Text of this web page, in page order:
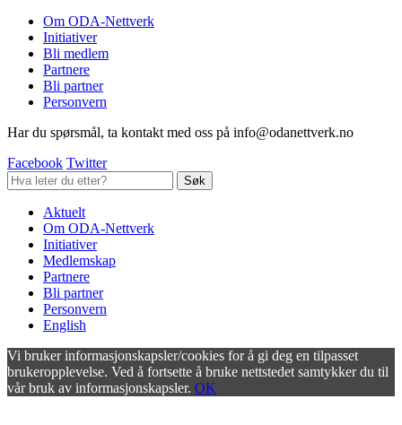
Om ODA-Nettverk
Initiativer
Bli medlem
Partnere
Bli partner
Personvern
Har du spørsmål, ta kontakt med oss på info@odanettverk.no
Facebook Twitter
Aktuelt
Om ODA-Nettverk
Initiativer
Medlemskap
Partnere
Bli partner
Personvern
English
Vi bruker informasjonskapsler/cookies for å gi deg en tilpasset
brukeropplevelse. Ved å fortsette å bruke nettstedet samtykker du til
vår bruk av informasjonskapsler. OK